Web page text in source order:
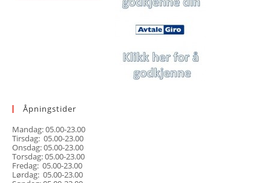
Åpningstider
Mandag: 05.00-23.00
Tirsdag: 05.00-23.00
Onsdag: 05.00-23.00
Torsdag: 05.00-23.00
Fredag: 05.00-23.00
Lørdag: 05.00-23.00